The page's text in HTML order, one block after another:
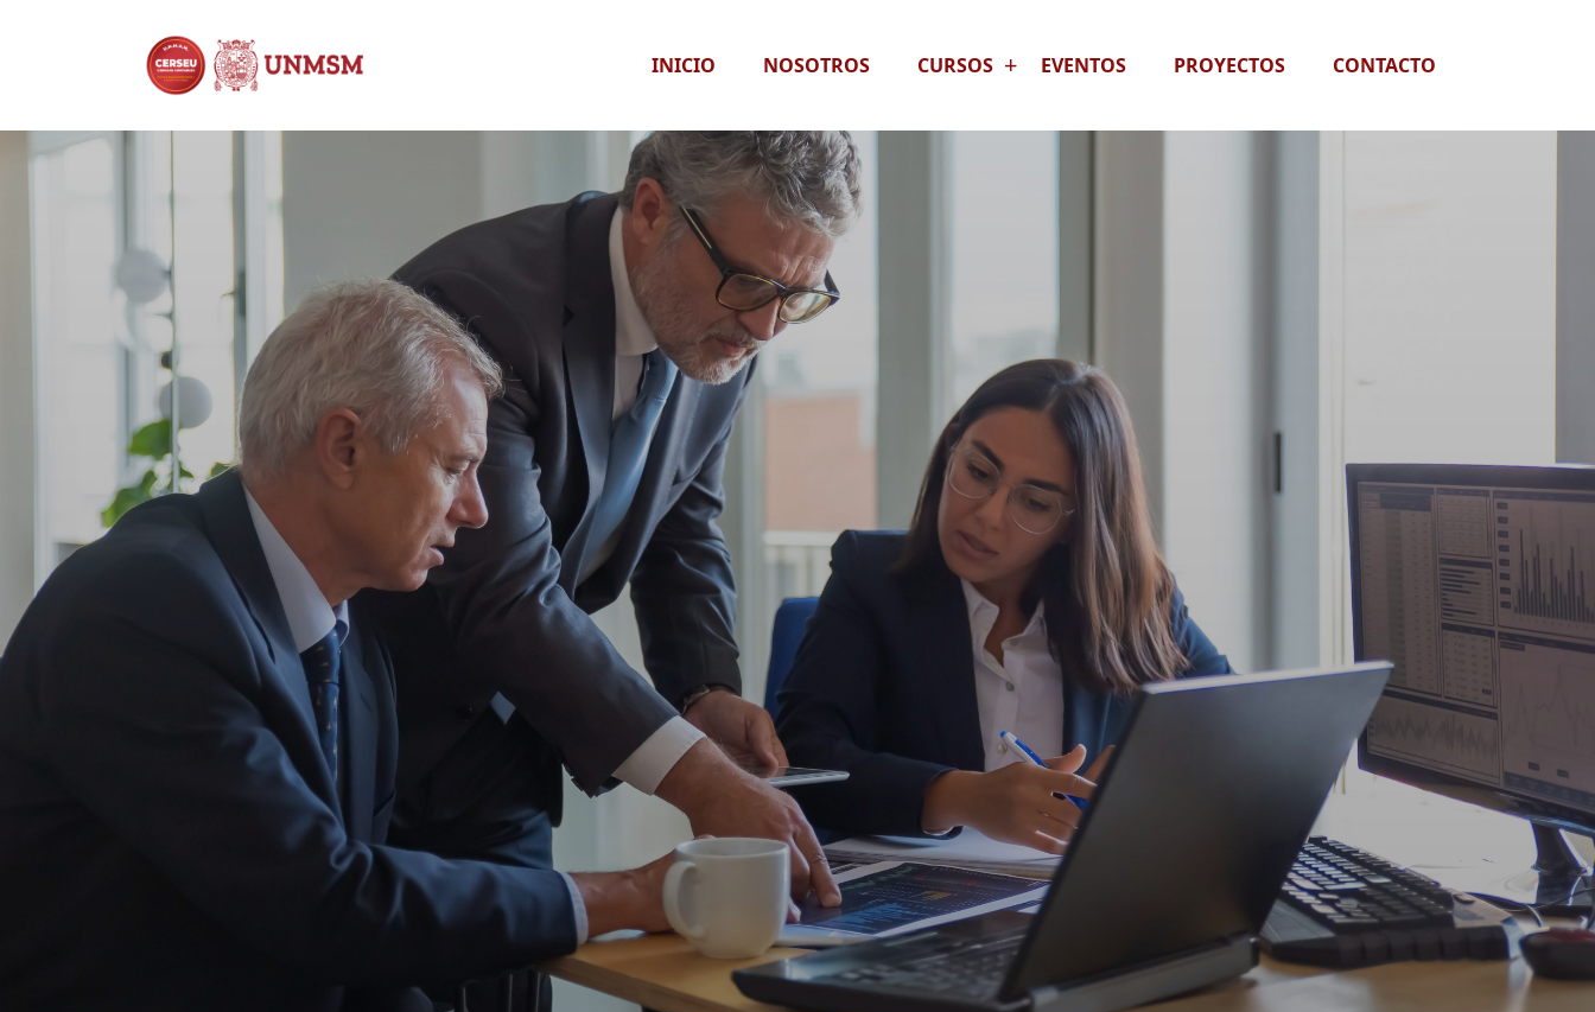
INICIO NOSOTROS CURSOS EVENTOS PROYECTOS CONTACTO